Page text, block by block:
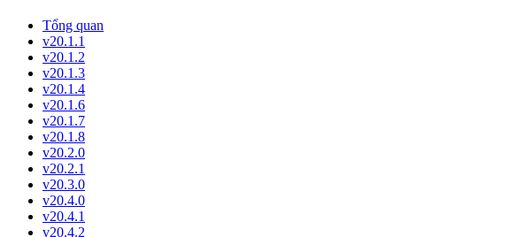
Tổng quan
v20.1.1
v20.1.2
v20.1.3
v20.1.4
v20.1.6
v20.1.7
v20.1.8
v20.2.0
v20.2.1
v20.3.0
v20.4.0
v20.4.1
v20.4.2